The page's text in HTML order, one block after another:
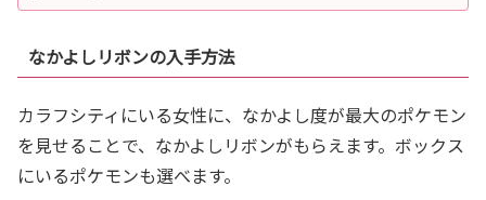
なかよしリボンの入手方法
カラフシティにいる女性に、なかよし度が最大のポケモン
を見せることで、なかよしリボンがもらえます。ボックス
にいるポケモンも選べます。